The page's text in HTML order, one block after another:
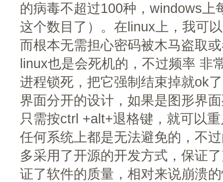
的病毒不超过100种，windows上
这个数目了）。在linux上，我可
而根本无需担心密码被木马盗取
linux也是会死机的，不过频率 非
进程锁死，把它强制结束掉就ok
界面分开的设计，如果是图形界
只需按ctrl +alt+退格键，就可以
任何系统上都是无法避免的，不
多采用了开源的开发方式，保证
证了软件的质量，相对来说崩溃